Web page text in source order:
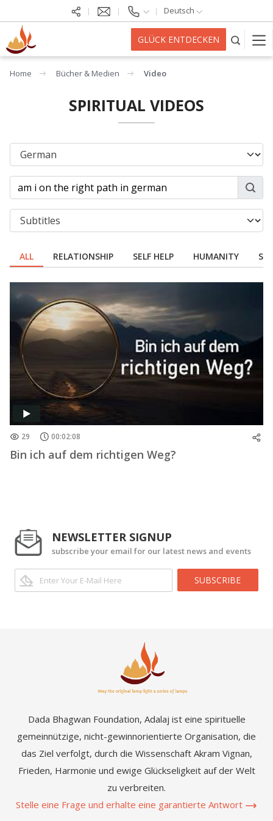
Deutsch
GLÜCK ENTDECKEN
Home Bücher & Medien Video
SPIRITUAL VIDEOS
ALL RELATIONSHIP SELF HELP HUMANITY
29 00:02:08
Bin ich auf dem richtigen Weg?
NEWSLETTER SIGNUP
subscribe your email for our latest news and events
SUBSCRIBE
Dada Bhagwan Foundation, Adalaj ist eine spirituelle
gemeinnützige, nicht-gewinnorientierte Organisation, die
das Ziel verfolgt, durch die Wissenschaft Akram Vignan,
Frieden, Harmonie und ewige Glückseligkeit auf der Welt
zu verbreiten.
Stelle eine Frage und erhalte eine garantierte Antwort